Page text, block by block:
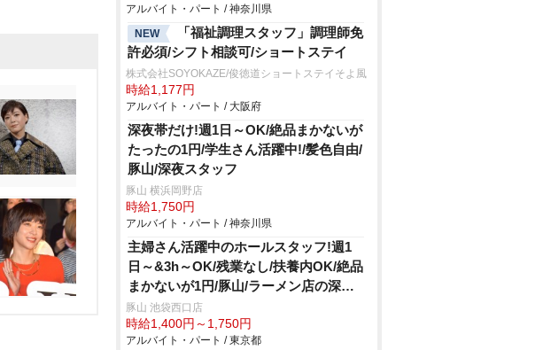
アルバイト・パート / 神奈川県
NEW
「福祉調理スタッフ」調理師免
許必須/シフト相談可/ショートステイ
株式会社SOYOKAZE/俊徳道ショートステイそよ風
時給1,177円
アルバイト・パート / 大阪府
深夜帯だけ!週1日～OK/絶品まかないが
たったの1円/学生さん活躍中!/髪色自由/
豚山/深夜スタッフ
豚山 横浜岡野店
時給1,750円
アルバイト・パート / 神奈川県
主婦さん活躍中のホールスタッフ!週1
日～&3h～OK/残業なし/扶養内OK/絶品
まかないが1円/豚山/ラーメン店の深夜
帯ホール
豚山 池袋西口店
時給1,400円～1,750円
アルバイト・パート / 東京都